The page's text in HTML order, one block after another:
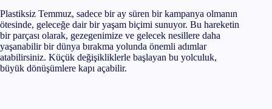
Plastiksiz Temmuz, sadece bir ay süren bir kampanya olmanın
ötesinde, geleceğe dair bir yaşam biçimi sunuyor. Bu hareketin
bir parçası olarak, gezegenimize ve gelecek nesillere daha
yaşanabilir bir dünya bırakma yolunda önemli adımlar
atabilirsiniz. Küçük değişikliklerle başlayan bu yolculuk,
büyük dönüşümlere kapı açabilir.